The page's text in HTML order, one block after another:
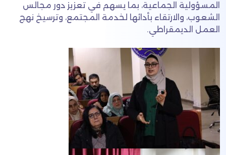
المسؤولية الجماعية، بما يسهم في تعزيز دور مجالس
الشعوب، والارتقاء بأدائها لخدمة المجتمع، وترسيخ نهج
العمل الديمقراطي.